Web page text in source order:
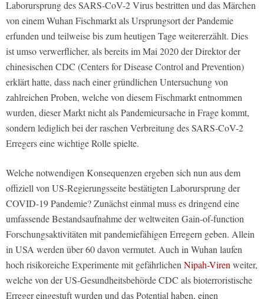
Laborursprung des SARS-CoV-2 Virus bestritten und das Märchen
von einem Wuhan Fischmarkt als Ursprungsort der Pandemie
erfunden und teilweise bis zum heutigen Tage weitererzählt. Dies
ist umso verwerflicher, als bereits im Mai 2020 der Direktor der
chinesischen CDC (Centers for Disease Control and Prevention)
erklärt hatte, dass nach einer gründlichen Untersuchung von
zahlreichen Proben, welche von diesem Fischmarkt entnommen
wurden, dieser Markt nicht als Pandemieursache in Frage kommt,
sondern lediglich bei der raschen Verbreitung des SARS-CoV-2
Erregers eine wichtige Rolle spielte.
Welche notwendigen Konsequenzen ergeben sich nun aus dem
offiziell von US-Regierungsseite bestätigten Laborursprung der
COVID-19 Pandemie? Zunächst einmal muss es dringend eine
umfassende Bestandsaufnahme der weltweiten Gain-of-function
Forschungsaktivitäten mit pandemiefähigen Erregern geben. Allein
in USA werden über 60 davon vermutet. Auch in Wuhan laufen
hoch risikoreiche Experimente mit gefährlichenNipah-Virenweiter,
welche von der US-Gesundheitsbehörde CDC als bioterroristische
Erreger eingestuft wurden und das Potential haben, einen